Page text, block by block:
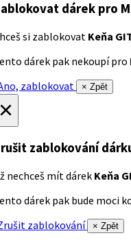
dárek pro
si zablokovat Keňa
dárek pak nekoupí pro
zablokovat
× Zpět
zablokování
nechceš mít dárek Keňa
dárek pak bude moci
zablokování
× Zpět